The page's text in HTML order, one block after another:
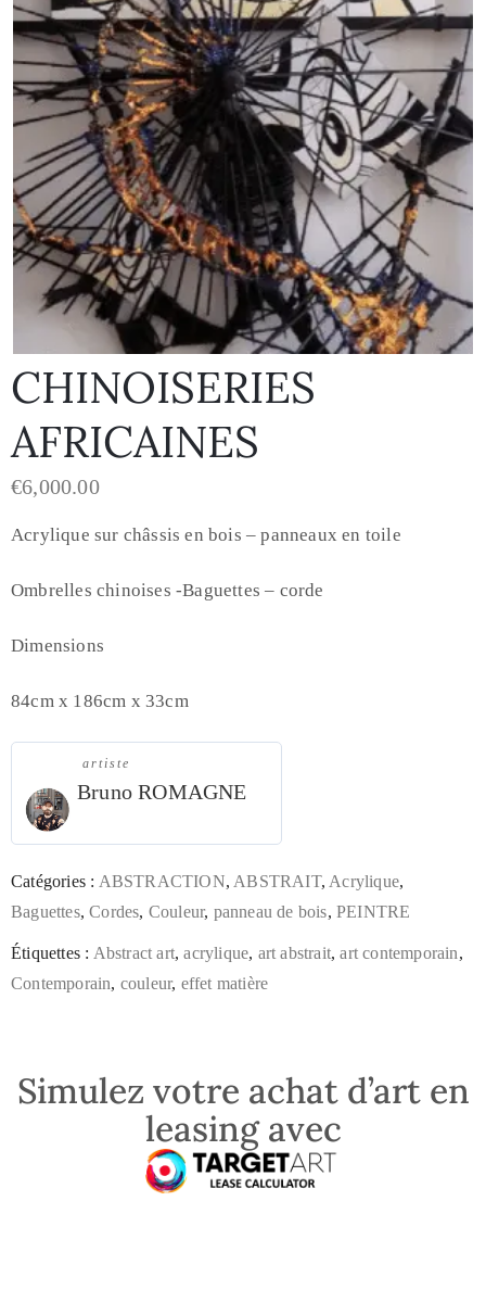
CHINOISERIES
AFRICAINES
€6,000.00
Acrylique sur châssis en bois – panneaux en toile
Ombrelles chinoises -Baguettes – corde
Dimensions
84cm x 186cm x 33cm
artiste
Bruno ROMAGNE
Catégories : ABSTRACTION, ABSTRAIT, Acrylique,
Baguettes,Cordes, Couleur, panneau de bois,PEINTRE
Étiquettes : Abstract art,acrylique, art abstrait,art contemporain,
Contemporain, couleur, effet matière
Simulez votre achat d’art en
leasing avec